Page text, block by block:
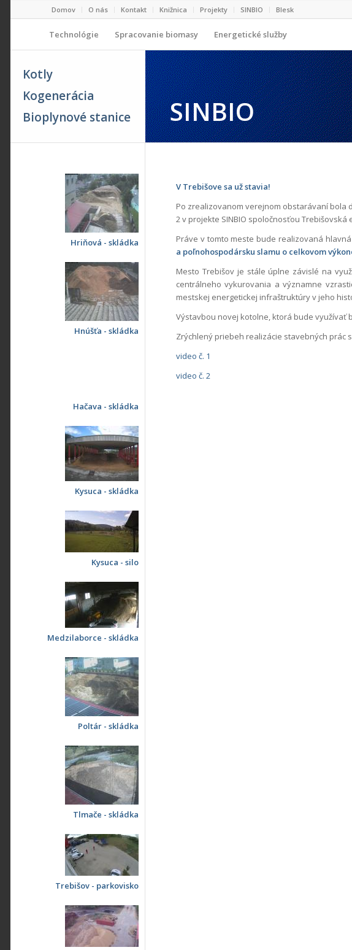
Domov O nás Kontakt Knižnica Projekty SINBIO Blesk
Technológie Spracovanie biomasy Energetické služby
SINBIO
Kotly
Kogenerácia
Bioplynové stanice
V Trebišove sa už stavia!
Po zrealizovanom verejnom obstarávaní bola
2 v projekte SINBIO spoločnosťou
Práve v tomto meste bude realizovaná
a poľnohospodársku slamu o celkovom
Mesto Trebišov je stále úplne závislé na
centrálneho vykurovania a významne
mestskej energetickej infraštruktúry v jeho
Výstavbou novej kotolne, ktorá bude využívať
Zrýchlený priebeh realizácie stavebných prác
video č. 1
video č. 2
Hriňová - skládka
Hnúšťa - skládka
Hačava - skládka
Kysuca - skládka
Kysuca - silo
Medzilaborce - skládka
Poltár - skládka
Tlmače - skládka
Trebišov - parkovisko